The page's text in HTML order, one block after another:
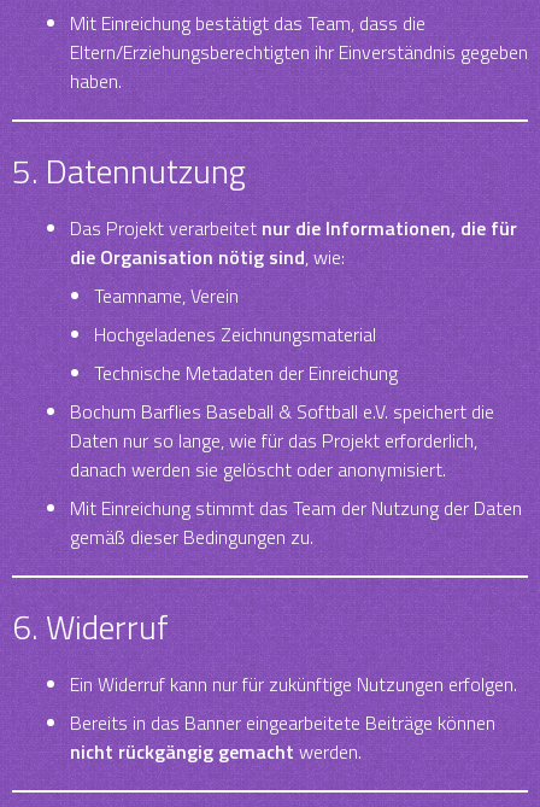
Mit Einreichung bestätigt das Team, dass die
Eltern/Erziehungsberechtigten ihr Einverständnis gegeben
haben.
5. Datennutzung
Das Projekt verarbeitet nur die Informationen, die für
die Organisation nötig sind, wie:
Teamname, Verein
Hochgeladenes Zeichnungsmaterial
Technische Metadaten der Einreichung
Bochum Barflies Baseball & Softball e.V. speichert die
Daten nur so lange, wie für das Projekt erforderlich,
danach werden sie gelöscht oder anonymisiert.
Mit Einreichung stimmt das Team der Nutzung der Daten
gemäß dieser Bedingungen zu.
6. Widerruf
Ein Widerruf kann nur für zukünftige Nutzungen erfolgen.
Bereits in das Banner eingearbeitete Beiträge können
nicht rückgängig gemachtwerden.